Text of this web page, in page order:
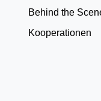
Behind the
Kooperationen